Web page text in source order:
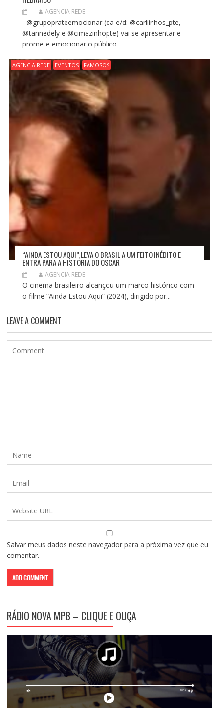
AGENCIA REDE
@grupoprateemocionar (da e/d: @carliinhos_pte,
@tannedely e @cimazinhopte) vai se apresentar e
promete emocionar o público...
AGENCIA REDE EVENTOS FAMOSOS
“AINDA ESTOU AQUI” LEVA O BRASIL A UM FEITO INÉDITO E
ENTRA PARA A HISTÓRIA DO OSCAR
AGENCIA REDE
O cinema brasileiro alcançou um marco histórico com
o filme “Ainda Estou Aqui” (2024), dirigido por...
LEAVE A COMMENT
Salvar meus dados neste navegador para a próxima vez que eu
comentar.
RÁDIO NOVA MPB – CLIQUE E OUÇA